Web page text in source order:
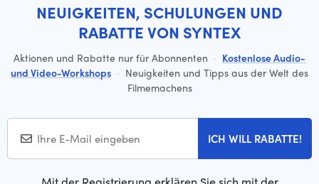
NEUIGKEITEN, SCHULUNGEN UND
RABATTE VON SYNTEX
Aktionen und Rabatte nur für Abonnenten · Kostenlose Audio-
und Video-Workshops · Neuigkeiten und Tipps aus der Welt des
Filmemachens
ICH WILL RABATTE!